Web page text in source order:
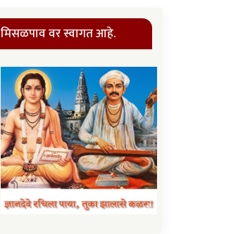
मिसळपाव वर स्वागत आहे.